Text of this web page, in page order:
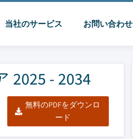
当社のサービス お問い合わせ
- 2034
無料のPDFをダウンロ
ード